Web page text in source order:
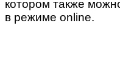
котором также
в режиме online.